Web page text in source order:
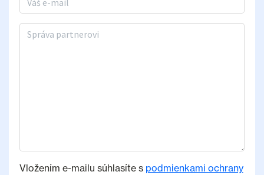
Správa partnerovi
Vložením e-mailu súhlasíte s podmienkami ochrany